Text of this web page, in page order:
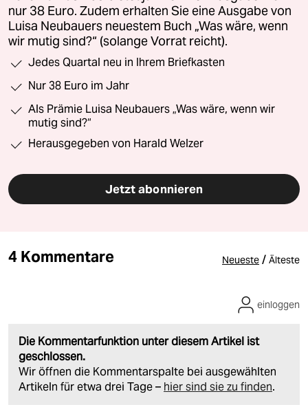
nur 38 Euro. Zudem erhalten Sie eine Ausgabe von
Luisa Neubauers neuestem Buch „Was wäre, wenn
wir mutig sind?“ (solange Vorrat reicht).
Jedes Quartal neu in Ihrem Briefkasten
Nur 38 Euro im Jahr
Als Prämie Luisa Neubauers „Was wäre, wenn wir
mutig sind?“
Herausgegeben von Harald Welzer
Jetzt abonnieren
4 Kommentare Neueste / Älteste
Die Kommentarfunktion unter diesem Artikel ist
geschlossen.
Wir öffnen die Kommentarspalte bei ausgewählten
Artikeln für etwa drei Tage – hier sind sie zu finden.
einloggen